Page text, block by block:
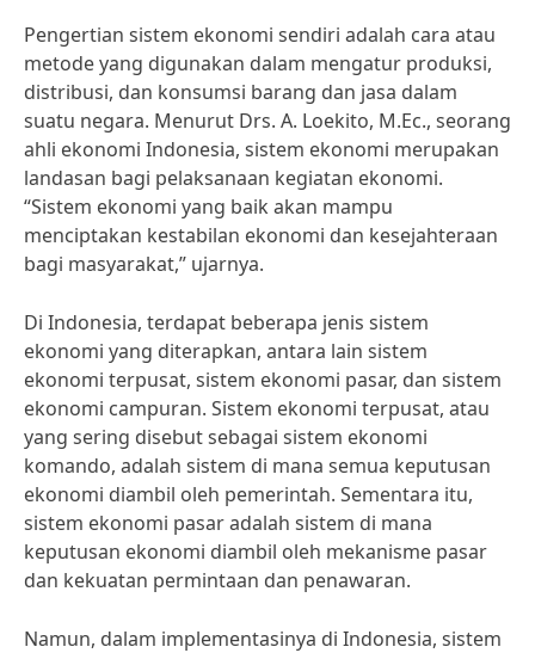
Pengertian sistem ekonomi sendiri adalah cara atau
metode yang digunakan dalam mengatur produksi,
distribusi, dan konsumsi barang dan jasa dalam
suatu negara. Menurut Drs. A. Loekito, M.Ec., seorang
ahli ekonomi Indonesia, sistem ekonomi merupakan
landasan bagi pelaksanaan kegiatan ekonomi.
“Sistem ekonomi yang baik akan mampu
menciptakan kestabilan ekonomi dan kesejahteraan
bagi masyarakat,” ujarnya.
Di Indonesia, terdapat beberapa jenis sistem
ekonomi yang diterapkan, antara lain sistem
ekonomi terpusat, sistem ekonomi pasar, dan sistem
ekonomi campuran. Sistem ekonomi terpusat, atau
yang sering disebut sebagai sistem ekonomi
komando, adalah sistem di mana semua keputusan
ekonomi diambil oleh pemerintah. Sementara itu,
sistem ekonomi pasar adalah sistem di mana
keputusan ekonomi diambil oleh mekanisme pasar
dan kekuatan permintaan dan penawaran.
Namun, dalam implementasinya di Indonesia, sistem